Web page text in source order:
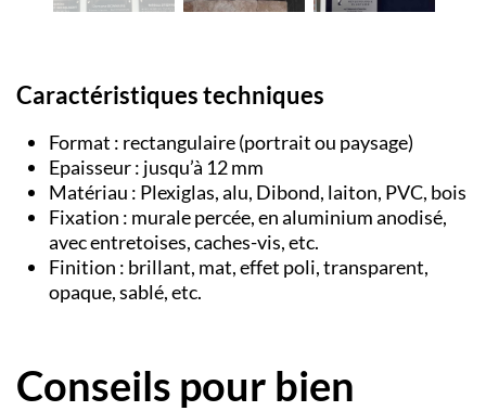
Caractéristiques techniques
Format : rectangulaire (portrait ou paysage)
Epaisseur : jusqu’à 12 mm
Matériau : Plexiglas, alu, Dibond, laiton, PVC, bois
Fixation : murale percée, en aluminium anodisé,
avec entretoises, caches-vis, etc.
Finition : brillant, mat, effet poli, transparent,
opaque, sablé, etc.
Conseils pour bien